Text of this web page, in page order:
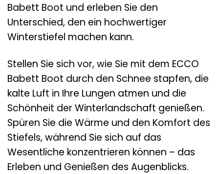
Babett Boot und erleben Sie den
Unterschied, den ein hochwertiger
Winterstiefel machen kann.
Stellen Sie sich vor, wie Sie mit dem ECCO
Babett Boot durch den Schnee stapfen, die
kalte Luft in Ihre Lungen atmen und die
Schönheit der Winterlandschaft genießen.
Spüren Sie die Wärme und den Komfort des
Stiefels, während Sie sich auf das
Wesentliche konzentrieren können – das
Erleben und Genießen des Augenblicks.